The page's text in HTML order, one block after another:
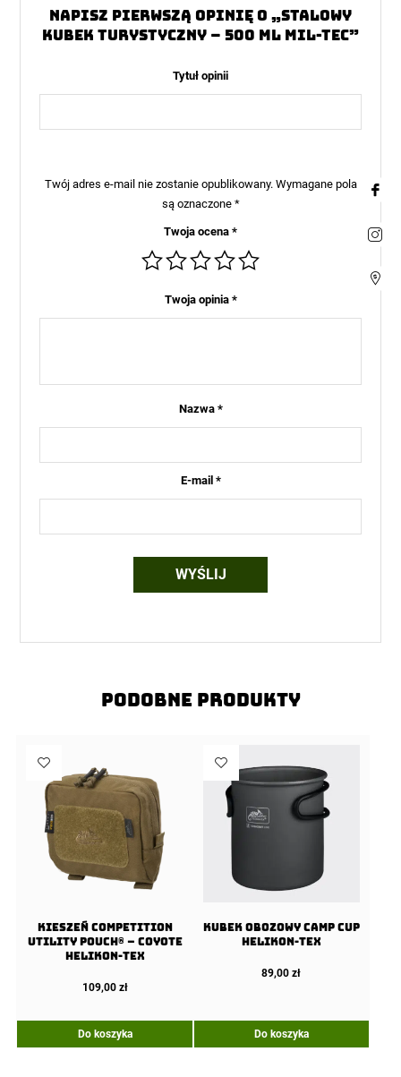
Napisz pierwszą opinię o „Stalowy
kubek turystyczny – 500 ml Mil-Tec”
Tytuł opinii
Twój adres e-mail nie zostanie opublikowany. Wymagane pola
są oznaczone *
Twoja ocena *
Twoja opinia *
Nazwa *
E-mail *
Podobne produkty
Kieszeń COMPETITION
Utility Pouch® – Coyote
Helikon-Tex
109,00 zł
Do koszyka
Kubek Obozowy CAMP CUP
Helikon-Tex
89,00zł
Do koszyka